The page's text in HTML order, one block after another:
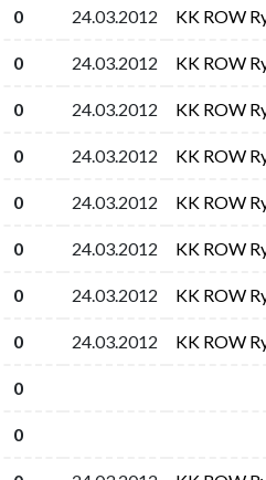
0 24.03.2012 KK ROW
0 24.03.2012 KK ROW
0 24.03.2012 KK ROW
0 24.03.2012 KK ROW
0 24.03.2012 KK ROW
0 24.03.2012 KK ROW
0 24.03.2012 KK ROW
0 24.03.2012 KK ROW
0
0
0 24.03.2012 KK ROW
0 24.03.2012 KK ROW
0 24.03.2012 KK ROW
0 24.03.2012 KK ROW
0 24.03.2012 KK ROW
0 24.03.2012 KK ROW
0 24.03.2012 KK ROW
0 24.03.2012 KK ROW
0
0